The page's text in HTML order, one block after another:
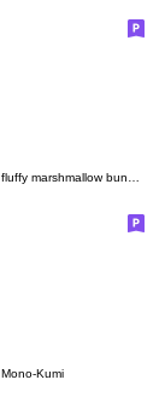
fluffy marshmallow bunny ver.2
Mono-Kumi